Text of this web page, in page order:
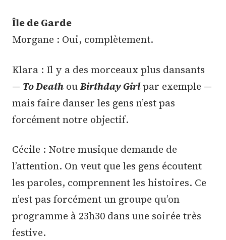
Île de Garde
Morgane : Oui, complètement.
Klara : Il y a des morceaux plus dansants
— To Death ouBirthday Girlpar exemple —
mais faire danser les gens n’est pas
forcément notre objectif.
Cécile : Notre musique demande de
l’attention. On veut que les gens écoutent
les paroles, comprennent les histoires. Ce
n’est pas forcément un groupe qu’on
programme à 23h30 dans une soirée très
festive.